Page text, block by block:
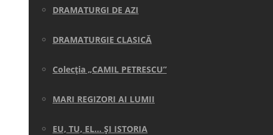
DRAMATURGI DE AZI
DRAMATURGIE CLASICĂ
Colecţia „CAMIL PETRESCU”
MARI REGIZORI AI LUMII
EU, TU, EL… ŞI ISTORIA